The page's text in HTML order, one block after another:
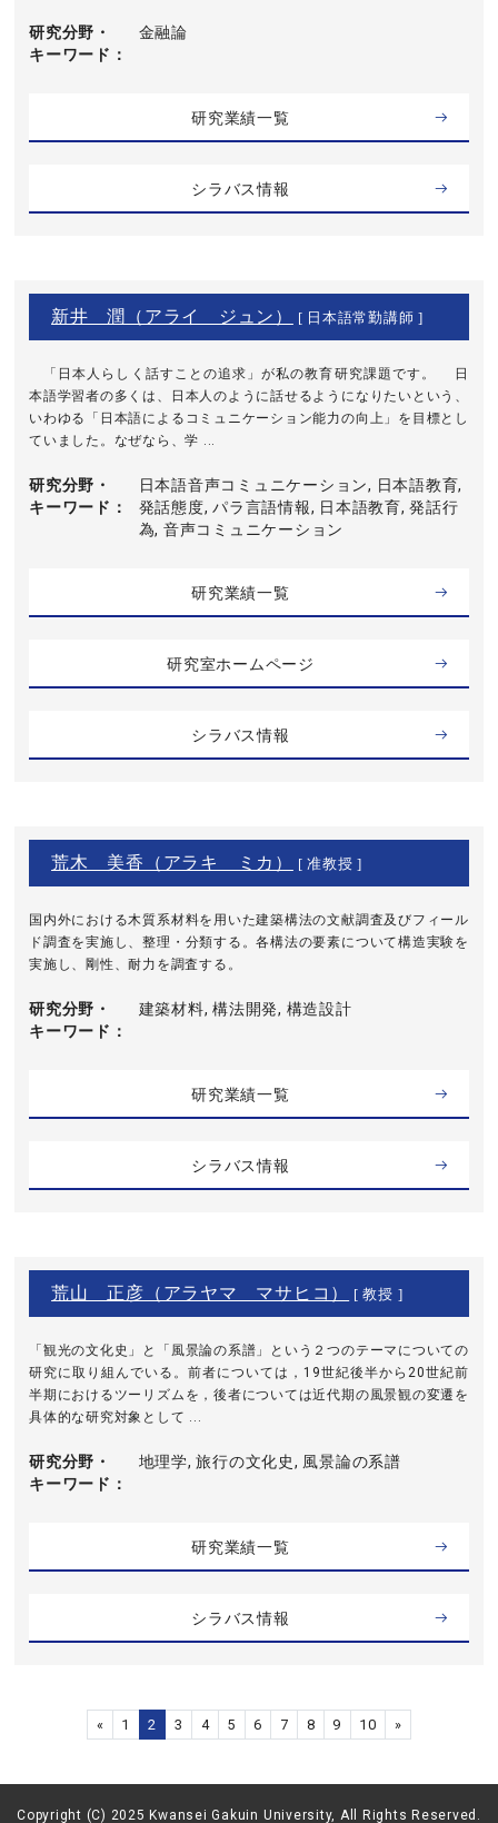
研究分野・
キーワード
金融論
研究業績一覧
シラバス情報
新井 潤（アライ ジュン） [ 日本語常勤講師 ]
「日本人らしく話すことの追求」が私の教育研究課題です。 日
本語学習者の多くは、日本人のように話せるようになりたいという、
いわゆる「日本語によるコミュニケーション能力の向上」を目標とし
ていました。なぜなら、学 ...
研究分野・
キーワード
日本語音声コミュニケーション, 日本語教育,
発話態度, パラ言語情報, 日本語教育, 発話行
為, 音声コミュニケーション
研究業績一覧
研究室ホームページ
シラバス情報
荒木 美香（アラキ ミカ） [ 准教授 ]
国内外における木質系材料を用いた建築構法の文献調査及びフィール
ド調査を実施し、整理・分類する。各構法の要素について構造実験を
実施し、剛性、耐力を調査する。
研究分野・
キーワード
建築材料, 構法開発, 構造設計
研究業績一覧
シラバス情報
荒山 正彦（アラヤマ マサヒコ） [ 教授 ]
「観光の文化史」と「風景論の系譜」という２つのテーマについての
研究に取り組んでいる。前者については，19世紀後半から20世紀前
半期におけるツーリズムを，後者については近代期の風景観の変遷を
具体的な研究対象として ...
研究分野・
キーワード
地理学, 旅行の文化史, 風景論の系譜
研究業績一覧
シラバス情報
« 1 2 3 4 5 6 7 8 9 10 »
Copyright (C) 2025 Kwansei Gakuin University, All Rights Reserved.